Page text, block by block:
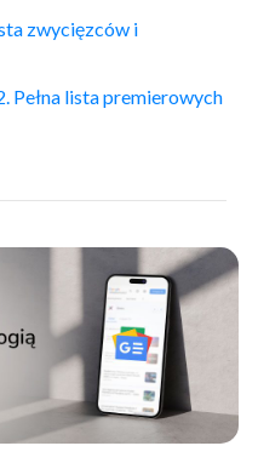
zwycięzców i
lista premierowych